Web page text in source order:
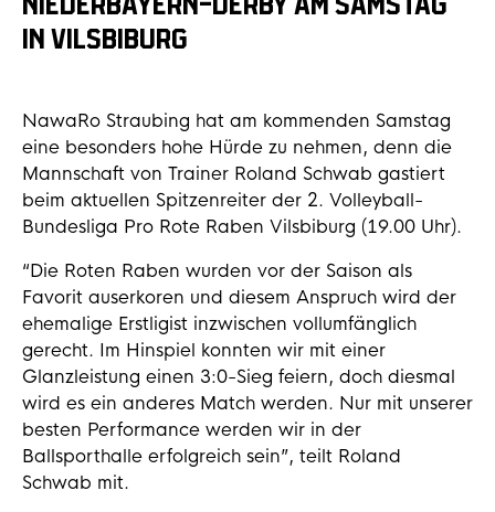
NIEDERBAYERN-DERBY AM SAMSTAG
IN VILSBIBURG
NawaRo Straubing hat am kommenden Samstag
eine besonders hohe Hürde zu nehmen, denn die
Mannschaft von Trainer Roland Schwab gastiert
beim aktuellen Spitzenreiter der 2. Volleyball-
Bundesliga Pro Rote Raben Vilsbiburg (19.00 Uhr).
“Die Roten Raben wurden vor der Saison als
Favorit auserkoren und diesem Anspruch wird der
ehemalige Erstligist inzwischen vollumfänglich
gerecht. Im Hinspiel konnten wir mit einer
Glanzleistung einen 3:0-Sieg feiern, doch diesmal
wird es ein anderes Match werden. Nur mit unserer
besten Performance werden wir in der
Ballsporthalle erfolgreich sein”, teilt Roland
Schwab mit.